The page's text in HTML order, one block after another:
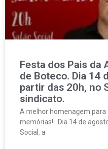
Festa dos Pais da
de Boteco. Dia 14
partir das 20h, no
sindicato.
A melhor homenagem para
memórias! Dia 14 de
Social, a